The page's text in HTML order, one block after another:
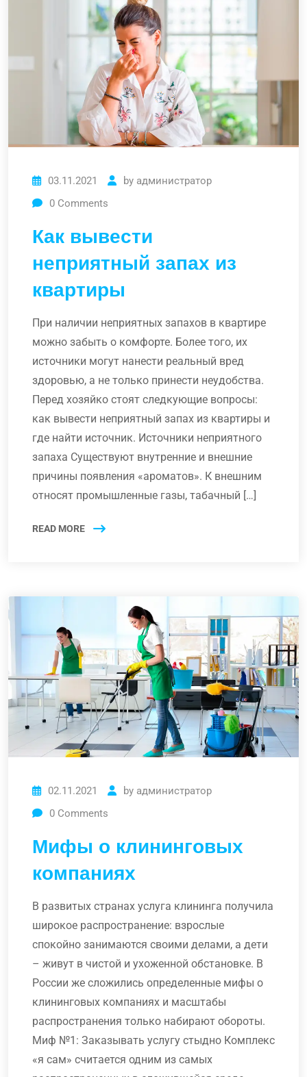
03.11.2021 by администратор
0 Comments
Как вывести
неприятный запах из
квартиры
При наличии неприятных запахов в квартире
можно забыть о комфорте. Более того, их
источники могут нанести реальный вред
здоровью, а не только принести неудобства.
Перед хозяйко стоят следкующие вопросы:
как вывести неприятный запах из квартиры и
где найти источник. Источники неприятного
запаха Существуют внутренние и внешние
причины появления «ароматов». К внешним
относят промышленные газы, табачный […]
READ MORE
02.11.2021 by администратор
0 Comments
Мифы о клининговых
компаниях
В развитых странах услуга клининга получила
широкое распространение: взрослые
спокойно занимаются своими делами, а дети
– живут в чистой и ухоженной обстановке. В
России же сложились определенные мифы о
клининговых компаниях и масштабы
распространения только набирают обороты.
Миф №1: Заказывать услугу стыдно Комплекс
«я сам» считается одним из самых